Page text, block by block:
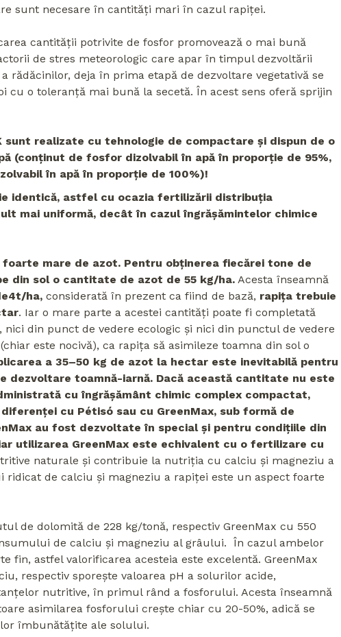
sunt necesare în cantități mari în cazul rapiței.
cantității potrivite de fosfor promovează o mai bună
de stres meteorologic care apar în timpul dezvoltării
rădăcinilor, deja în prima etapă de dezvoltare vegetativă se
cu o toleranță mai bună la secetă. În acest sens oferă sprijin
sunt realizate cu tehnologie de compactare și dispun de o
(conținut de fosfor dizolvabil în apă în proporție de 95%,
în apă în proporție de 100%)!
identică, astfel cu ocazia fertilizării distribuția
mai uniformă, decât în cazul îngrășămintelor chimice
mare de azot. Pentru obținerea fiecărei tone de
din sol o cantitate de azot de 55 kg/ha. Acesta înseamnă
4t/ha, considerată în prezent ca fiind de bază, rapița trebuie
. Iar o mare parte a acestei cantități poate fi completată
din punct de vedere ecologic și nici din punctul de vedere
este nocivă), ca rapița să asimileze toamna din sol o
a 35–50 kg de azot la hectar este inevitabilă pentru
dezvoltare toamnă-iarnă. Dacă această cantitate nu este
cu îngrășământ chimic complex compactat,
cu Pétisó sau cu GreenMax, sub formă de
au fost dezvoltate în special și pentru condițiile din
utilizarea GreenMax este echivalent cu o fertilizare cu
naturale și contribuie la nutriția cu calciu și magneziu a
de calciu și magneziu a rapiței este un aspect foarte
de dolomită de 228 kg/tonă, respectiv GreenMax cu 550
de calciu și magneziu al grâului. În cazul ambelor
fin, astfel valorificarea acesteia este excelentă. GreenMax
respectiv sporește valoarea pH a solurilor acide,
nutritive, în primul rând a fosforului. Acesta înseamnă
asimilarea fosforului crește chiar cu 20-50%, adică se
îmbunătățite ale solului.